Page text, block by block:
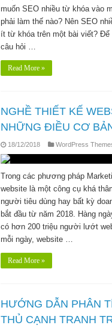
muốn SEO nhiều từ khóa vào
phải làm thế nào? Nên SEO
ít từ khóa trên một bài viết?
câu hỏi …
Read More »
NGHỀ THIẾT KẾ
NHỮNG ĐIỀU CƠ
18/12/2018 WordPress
Trong các phương pháp
website là một công cụ khá
người tiêu dùng hay bất kỳ
bắt đầu từ năm 2018. Hàng
có hơn 200 triệu người lướt
mỗi ngày, website …
Read More »
HƯỚNG DẪN PHÂN
THỦ CẠNH TRANH